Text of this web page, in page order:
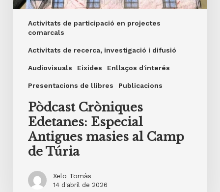
Activitats de participació en projectes
comarcals
Activitats de recerca, investigació i difusió
Audiovisuals Eixides Enllaços d'interés
Presentacions de llibres Publicacions
de
Pòdcast Cròniques
Edetanes: Especial
Antigues masies al Camp
de Túria
Xelo Tomàs
14 d'abril de 2026